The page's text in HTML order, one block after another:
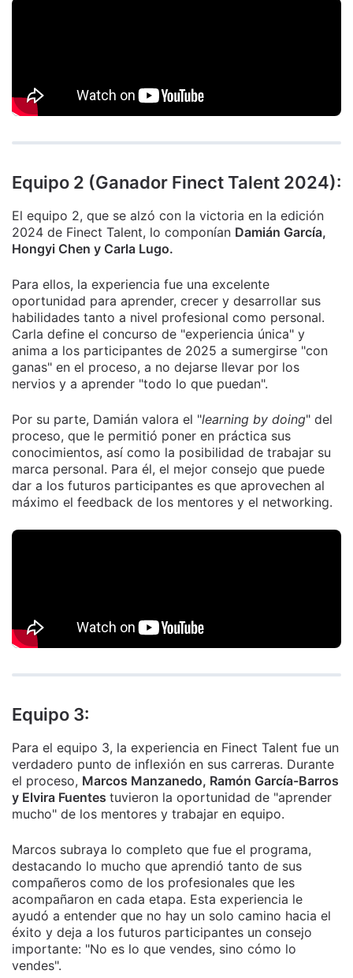
Equipo 2 (Ganador Finect Talent 2024):
El equipo 2, que se alzó con la victoria en la edición
2024 de Finect Talent, lo componían Damián García,
Hongyi Chen y Carla Lugo.
Para ellos, la experiencia fue una excelente
oportunidad para aprender, crecer y desarrollar sus
habilidades tanto a nivel profesional como personal.
Carla define el concurso de "experiencia única" y
anima a los participantes de 2025 a sumergirse "con
ganas" en el proceso, a no dejarse llevar por los
nervios y a aprender "todo lo que puedan".
Por su parte, Damián valora el "learning by doing" del
proceso, que le permitió poner en práctica sus
conocimientos, así como la posibilidad de trabajar su
marca personal. Para él, el mejor consejo que puede
dar a los futuros participantes es que aprovechen al
máximo el feedback de los mentores y el networking.
Equipo 3:
Para el equipo 3, la experiencia en Finect Talent fue un
verdadero punto de inflexión en sus carreras. Durante
el proceso, Marcos Manzanedo, Ramón García-Barros
y Elvira Fuentes tuvieron la oportunidad de "aprender
mucho" de los mentores y trabajar en equipo.
Marcos subraya lo completo que fue el programa,
destacando lo mucho que aprendió tanto de sus
compañeros como de los profesionales que les
acompañaron en cada etapa. Esta experiencia le
ayudó a entender que no hay un solo camino hacia el
éxito y deja a los futuros participantes un consejo
importante: "No es lo que vendes, sino cómo lo
vendes".